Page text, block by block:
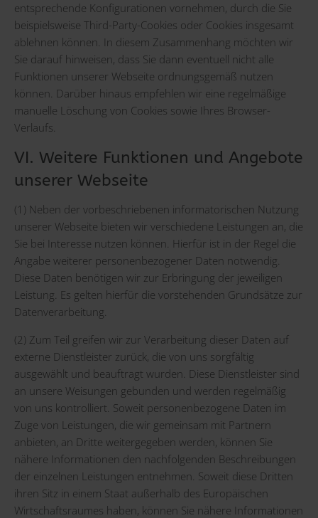
entsprechende Konfigurationen vornehmen, durch die Sie
beispielsweise Third-Party-Cookies oder Cookies insgesamt
ablehnen können. In diesem Zusammenhang möchten wir
Sie darauf hinweisen, dass Sie dann eventuell nicht alle
Funktionen unserer Webseite ordnungsgemäß nutzen
können. Darüber hinaus empfehlen wir eine regelmäßige
manuelle Löschung von Cookies sowie Ihres Browser-
Verlaufs.
VI. Weitere Funktionen und Angebote
unserer Webseite
(1) Neben der vorbeschriebenen informatorischen Nutzung
unserer Webseite bieten wir verschiedene Leistungen an, die
Sie bei Interesse nutzen können. Hierfür ist in der Regel die
Angabe weiterer personenbezogener Daten notwendig.
Diese Daten benötigen wir zur Erbringung der jeweiligen
Leistung. Es gelten hierfür die vorstehenden Grundsätze zur
Datenverarbeitung.
(2) Zum Teil greifen wir zur Verarbeitung dieser Daten auf
externe Dienstleister zurück, die von uns sorgfältig
ausgewählt und beauftragt wurden. Diese Dienstleister sind
an unsere Weisungen gebunden und werden regelmäßig
von uns kontrolliert. Soweit personenbezogene Daten im
Zuge von Leistungen, die wir gemeinsam mit Partnern
anbieten, an Dritte weitergegeben werden, können Sie
nähere Informationen den nachfolgenden Beschreibungen
der einzelnen Leistungen entnehmen. Soweit diese Dritten
ihren Sitz in einem Staat außerhalb des Europäischen
Wirtschaftsraumes haben, können Sie nähere Informationen